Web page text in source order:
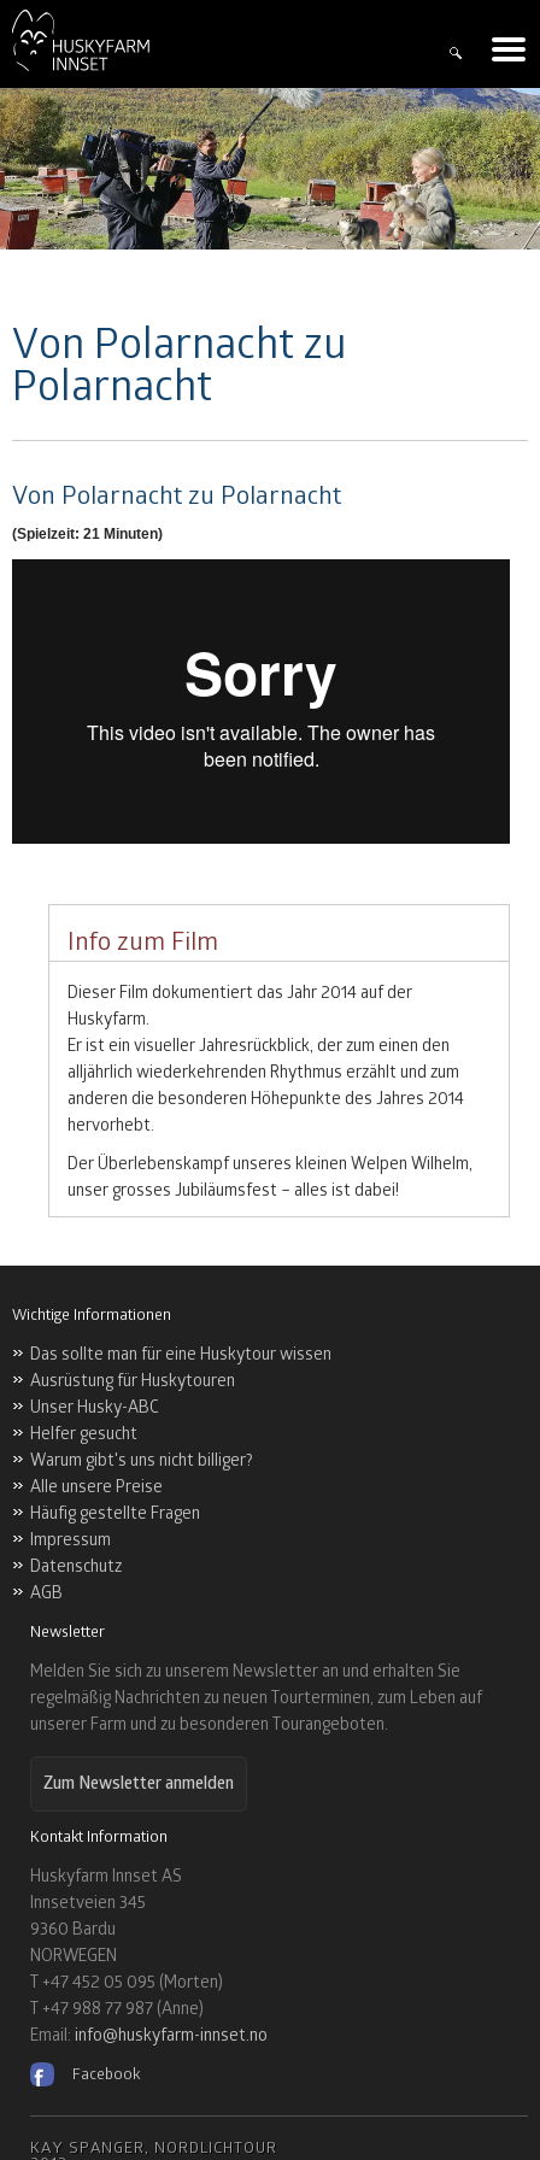
Von Polarnacht zu
Polarnacht
Von Polarnacht zu Polarnacht
(Spielzeit: 21 Minuten)
Info zum Film
Dieser Film dokumentiert das Jahr 2014 auf der
Huskyfarm.
Er ist ein visueller Jahresrückblick, der zum einen den
alljährlich wiederkehrenden Rhythmus erzählt und zum
anderen die besonderen Höhepunkte des Jahres 2014
hervorhebt.
Der Überlebenskampf unseres kleinen Welpen Wilhelm,
unser grosses Jubiläumsfest – alles ist dabei!
Wichtige Informationen
Das sollte man für eine Huskytour wissen
Ausrüstung für Huskytouren
Unser Husky-ABC
Helfer gesucht
Warum gibt's uns nicht billiger?
Alle unsere Preise
Häufig gestellte Fragen
Impressum
Datenschutz
AGB
Newsletter
Melden Sie sich zu unserem Newsletter an und erhalten Sie
regelmäßig Nachrichten zu neuen Tourterminen, zum Leben auf
unserer Farm und zu besonderen Tourangeboten.
Zum Newsletter anmelden
Kontakt Information
Huskyfarm Innset AS
Innsetveien 345
9360 Bardu
NORWEGEN
T +47 452 05 095 (Morten)
T +47 988 77 987 (Anne)
Email: info@huskyfarm-innset.no
Facebook
KAY SPANGER, NORDLICHTOUR